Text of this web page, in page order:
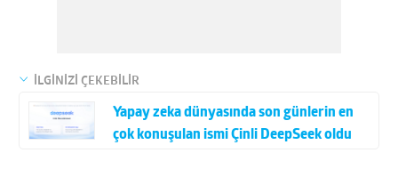
İLGİNİZİ ÇEKEBİLİR
Yapay zeka dünyasında son günlerin en
çok konuşulan ismi Çinli DeepSeek oldu